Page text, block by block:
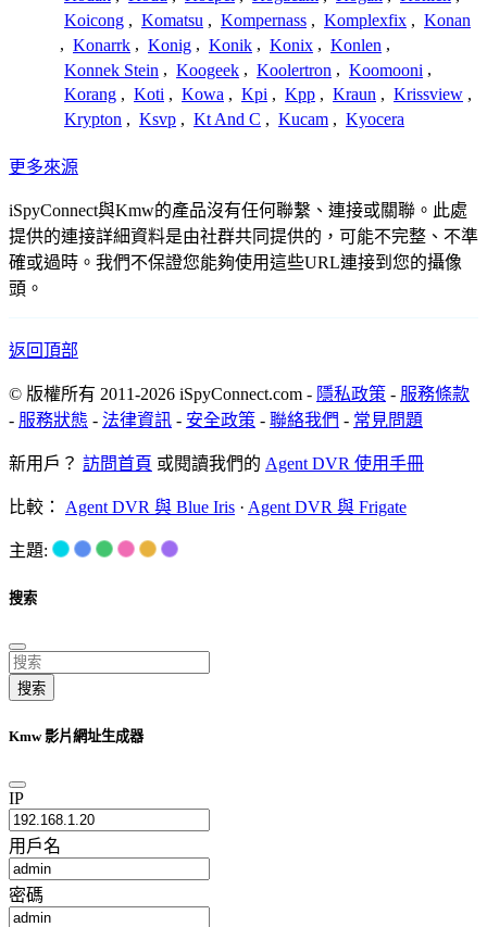
Koicong , Komatsu , Kompernass , Komplexfix , Konan
, Konarrk , Konig , Konik , Konix , Konlen ,
Konnek Stein , Koogeek , Koolertron , Koomooni ,
Korang , Koti , Kowa , Kpi , Kpp , Kraun , Krissview ,
Krypton , Ksvp , Kt And C , Kucam , Kyocera
更多來源
iSpyConnect與Kmw的產品沒有任何聯繫、連接或關聯。此處
提供的連接詳細資料是由社群共同提供的，可能不完整、不準
確或過時。我們不保證您能夠使用這些URL連接到您的攝像
頭。
返回頂部
© 版權所有 2011-2026 iSpyConnect.com - 隱私政策 - 服務條款
- 服務狀態 - 法律資訊 - 安全政策 - 聯絡我們 - 常見問題
新用戶？ 訪問首頁 或閱讀我們的 Agent DVR 使用手冊
比較： Agent DVR 與 Blue Iris · Agent DVR 與 Frigate
主題:
搜索
搜索
Kmw 影片網址生成器
IP
用戶名
密碼